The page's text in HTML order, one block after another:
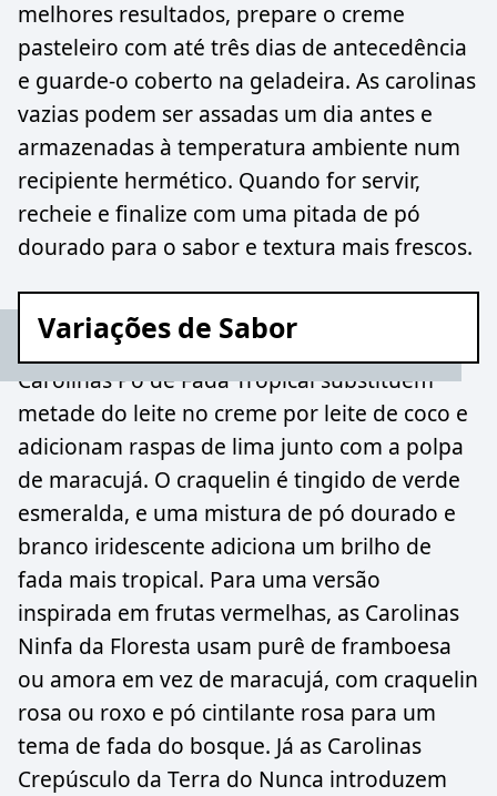
melhores resultados, prepare o creme
pasteleiro com até três dias de antecedência
e guarde-o coberto na geladeira. As carolinas
vazias podem ser assadas um dia antes e
armazenadas à temperatura ambiente num
recipiente hermético. Quando for servir,
recheie e finalize com uma pitada de pó
dourado para o sabor e textura mais frescos.
Variações de Sabor
Carolinas Pó de Fada Tropical substituem
metade do leite no creme por leite de coco e
adicionam raspas de lima junto com a polpa
de maracujá. O craquelin é tingido de verde
esmeralda, e uma mistura de pó dourado e
branco iridescente adiciona um brilho de
fada mais tropical. Para uma versão
inspirada em frutas vermelhas, as Carolinas
Ninfa da Floresta usam purê de framboesa
ou amora em vez de maracujá, com craquelin
rosa ou roxo e pó cintilante rosa para um
tema de fada do bosque. Já as Carolinas
Crepúsculo da Terra do Nunca introduzem